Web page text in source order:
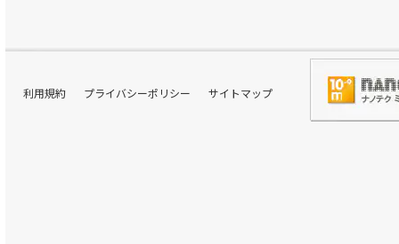
利用規約 プライバシーポリシー サイトマップ